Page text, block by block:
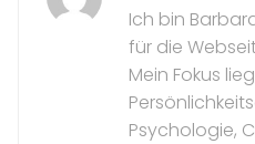
Ich bin
für die
Mein Fokus
Psychologie,